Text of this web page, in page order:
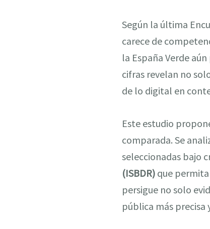
Según la última
carece de
la España Verde
cifras revelan no
de lo digital en
Este estudio
comparada. Se
seleccionadas bajo
(ISBDR) que
persigue no solo
pública más precisa